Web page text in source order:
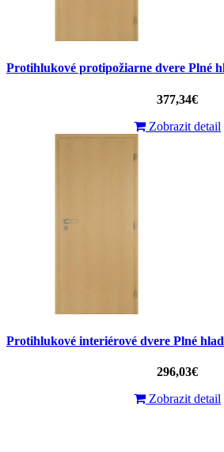
Protihlukové protipožiarne dvere Plné
377,34€
Zobrazit detail
Protihlukové interiérové ​​dvere Plné
296,03€
Zobrazit detail